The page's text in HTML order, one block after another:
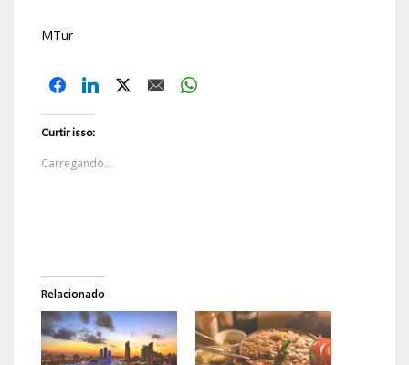
MTur
Curtir isso:
Carregando...
Relacionado